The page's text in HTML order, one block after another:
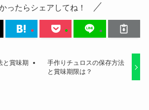
ったらシェアしてね！
と賞味期
手作りチュロスの保存方法
と賞味期限は？